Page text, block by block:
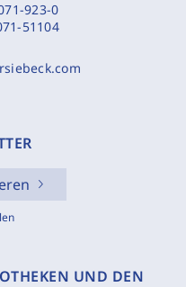
923-0
51104
UND DEN